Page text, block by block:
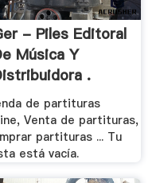
- Piles Editoral
Música Y
.
de partituras
Venta de partituras,
partituras ... Tu
está vacía.